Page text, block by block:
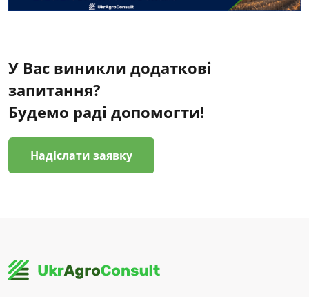
У Вас виникли додаткові
запитання?
Будемо раді допомогти!
Надіслати заявку